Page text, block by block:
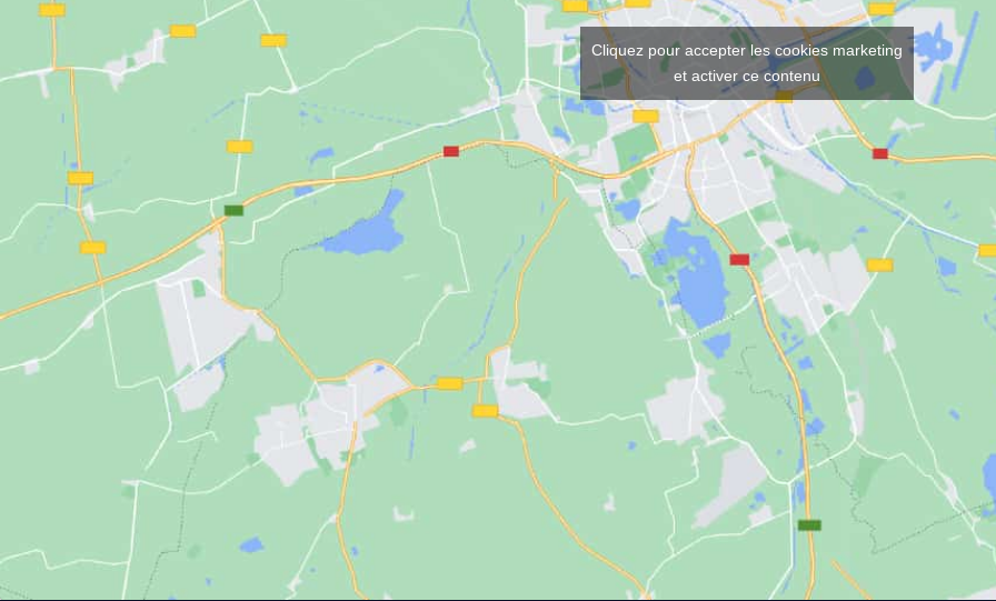
Cliquez pour accepter les cookies marketing
et activer ce contenu